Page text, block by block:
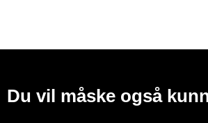
Du vil måske også